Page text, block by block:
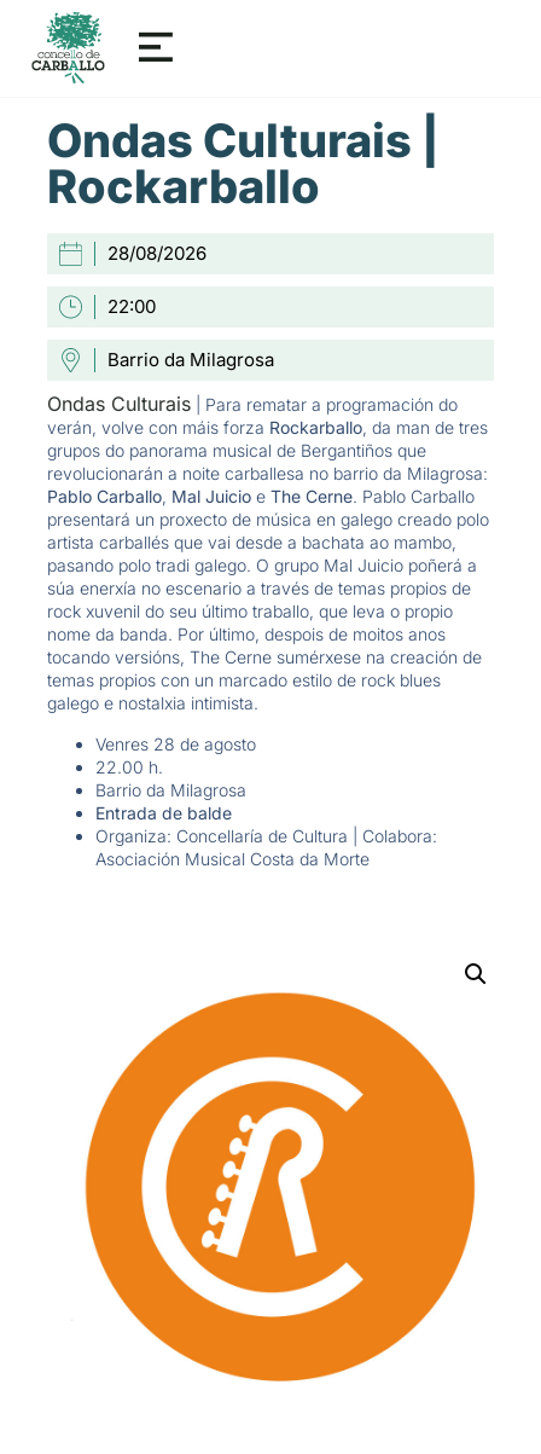
Ondas Culturais |
Rockarballo
28/08/2026
22:00
Barrio da Milagrosa
Ondas Culturais| Para rematar a programación do
verán, volve con máis forza Rockarballo, da man de tres
grupos do panorama musical de Bergantiños que
revolucionarán a noite carballesa no barrio da Milagrosa:
Pablo Carballo, Mal Juicioe The Cerne. Pablo Carballo
presentará un proxecto de música en galego creado polo
artista carballés que vai desde a bachata ao mambo,
pasando polo tradi galego. O grupo Mal Juicio poñerá a
súa enerxía no escenario a través de temas propios de
rock xuvenil do seu último traballo, que leva o propio
nome da banda. Por último, despois de moitos anos
tocando versións, The Cerne sumérxese na creación de
temas propios con un marcado estilo de rock blues
galego e nostalxia intimista.
Venres 28 de agosto
22.00 h.
Barrio da Milagrosa
Entrada de balde
Organiza: Concellaría de Cultura | Colabora:
Asociación Musical Costa da Morte